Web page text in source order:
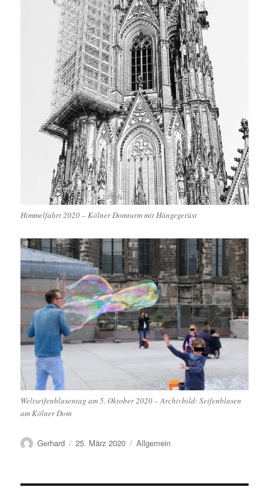
Himmelfahrt 2020 – Kölner Domturm mit Hängegerüst
Weltseifenblasentag am 5. Oktober 2020 – Archivbild: Seifenblasen
am Kölner Dom
Autor
Gerhard
Veröffentlicht
25. März 2020 Kategorien
Allgemein